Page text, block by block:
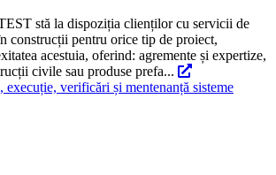
stă la dispoziția clienților cu servicii de
construcții pentru orice tip de proiect,
acestuia, oferind: agremente și expertize,
civile sau produse prefa...